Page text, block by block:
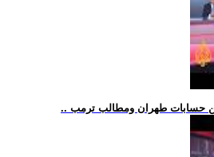
حسابات طهران ومطالب ترمب